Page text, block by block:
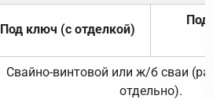
Под ключ (с отделкой)
Под
Свайно-винтовой или ж/б сваи
отдельно).